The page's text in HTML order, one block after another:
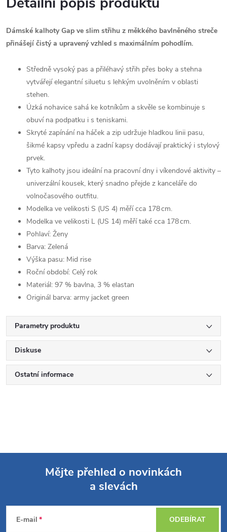
Dámské kalhoty Gap ve slim střihu z měkkého bavlněného streče
přinášejí čistý a upravený vzhled s maximálním pohodlím.
Středně vysoký pas a přiléhavý střih přes boky a stehna
vytvářejí elegantní siluetu s lehkým uvolněním v oblasti
stehen.
Úzká nohavice sahá ke kotníkům a skvěle se kombinuje s
obuví na podpatku i s teniskami.
Skryté zapínání na háček a zip udržuje hladkou linii pasu,
šikmé kapsy vpředu a zadní kapsy dodávají praktický i stylový
prvek.
Tyto kalhoty jsou ideální na pracovní dny i víkendové aktivity –
univerzální kousek, který snadno přejde z kanceláře do
volnočasového outfitu.
Modelka ve velikosti S (US 4) měří cca 178 cm.
Modelka ve velikosti L (US 14) měří také cca 178 cm.
Pohlaví: Ženy
Barva: Zelená
Výška pasu: Mid rise
Roční období: Celý rok
Materiál: 97 % bavlna, 3 % elastan
Originál barva: army jacket green
Parametry produktu
Diskuse
Ostatní informace
Mějte přehled o novinkách
a slevách
E-mail ODEBÍRAT